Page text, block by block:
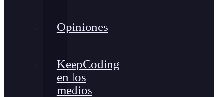
Opiniones
KeepCoding
en los
medios